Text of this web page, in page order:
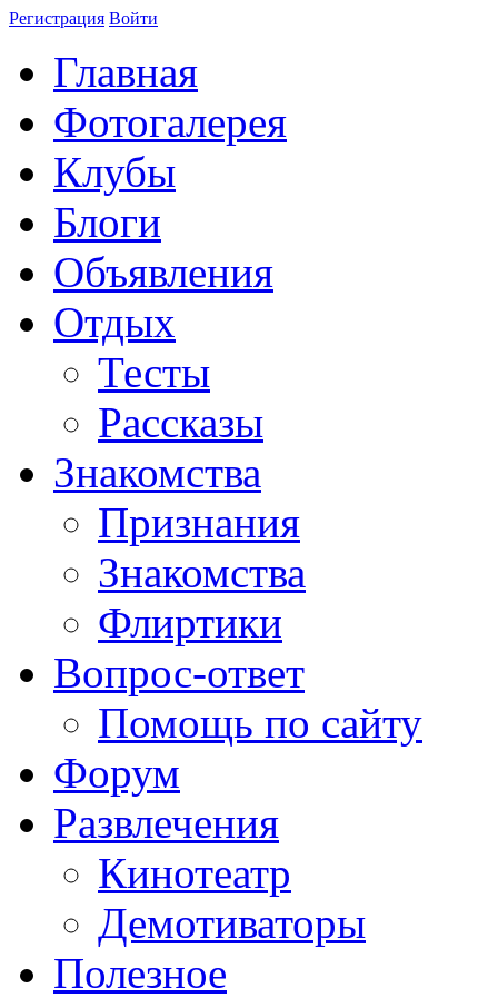
Регистрация Войти
Главная
Фотогалерея
Клубы
Блоги
Объявления
Отдых
Тесты
Рассказы
Знакомства
Признания
Знакомства
Флиртики
Вопрос-ответ
Помощь по сайту
Форум
Развлечения
Кинотеатр
Демотиваторы
Полезное